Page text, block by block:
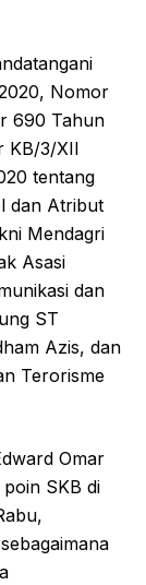
Nomor
690 Tahun
KB/3/XII
tentang
dan Atribut
Mendagri
Asasi
dan
ST
Azis, dan
Terorisme
Omar
SKB di